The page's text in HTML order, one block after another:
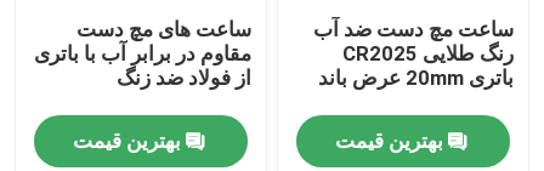
ساعت مچ دست ضد آب
رنگ طلایی CR2025
باتری 20mm عرض باند
بهترین قیمت
ساعت های مچ دست
مقاوم در برابر آب با باتری
از فولاد ضد زنگ
بهترین قیمت